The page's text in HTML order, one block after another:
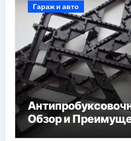
Гараж и авто
Обзор и